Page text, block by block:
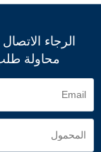
الرجاء
محاولة